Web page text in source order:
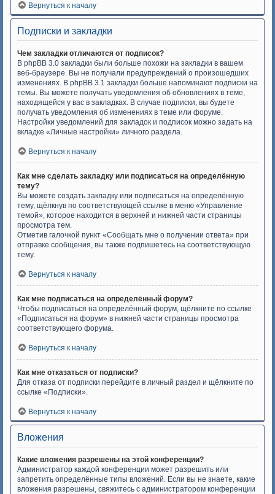
Вернуться к началу
Подписки и закладки
Чем закладки отличаются от подписок?
В phpBB 3.0 закладки были больше похожи на закладки в вашем
веб-браузере. Вы не получали предупреждений о произошедших
изменениях. В phpBB 3.1 закладки больше напоминают подписки на
темы. Вы можете получать уведомления об обновлениях в теме,
находящейся у вас в закладках. В случае подписки, вы будете
получать уведомления об изменениях в теме или форуме.
Настройки уведомлений для закладок и подписок можно задать на
вкладке «Личные настройки» личного раздела.
Вернуться к началу
Как мне сделать закладку или подписаться на определённую
тему?
Вы можете создать закладку или подписаться на определённую
тему, щёлкнув по соответствующей ссылке в меню «Управление
темой», которое находится в верхней и нижней части страницы
просмотра тем.
Отметив галочкой пункт «Сообщать мне о получении ответа» при
отправке сообщения, вы также подпишетесь на соответствующую
тему.
Вернуться к началу
Как мне подписаться на определённый форум?
Чтобы подписаться на определённый форум, щёлкните по ссылке
«Подписаться на форум» в нижней части страницы просмотра
соответствующего форума.
Вернуться к началу
Как мне отказаться от подписки?
Для отказа от подписки перейдите в личный раздел и щёлкните по
ссылке «Подписки».
Вернуться к началу
Вложения
Какие вложения разрешены на этой конференции?
Администратор каждой конференции может разрешить или
запретить определённые типы вложений. Если вы не знаете, какие
вложения разрешены, свяжитесь с администратором конференции